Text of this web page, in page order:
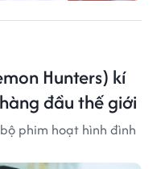
Hunters) kí
đầu thế giới
phim hoạt hình đình